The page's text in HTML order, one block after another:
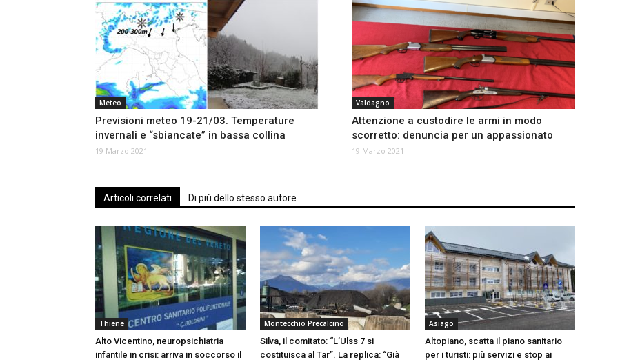
Meteo
Previsioni meteo 19-21/03. Temperature
invernali e “sbiancate” in bassa collina
19 Marzo 2021
Valdagno
Attenzione a custodire le armi in modo
scorretto: denuncia per un appassionato
19 Marzo 2021
Articoli correlati Di più dello stesso autore
Thiene
Alto Vicentino, neuropsichiatria
infantile in crisi: arriva in soccorso il
Montecchio Precalcino
Silva, il comitato: “L’Ulss 7 si
costituisca al Tar”. La replica: “Già
Asiago
Altopiano, scatta il piano sanitario
per i turisti: più servizi e stop ai